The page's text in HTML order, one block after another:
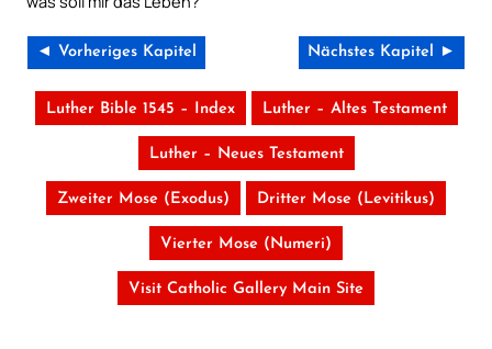
◄ Vorheriges Kapitel Nächstes Kapitel ►
Luther Bible 1545 – Index Luther – Altes Testament
Luther – Neues Testament
Zweiter Mose (Exodus) Dritter Mose (Levitikus)
Vierter Mose (Numeri)
Visit Catholic Gallery Main Site